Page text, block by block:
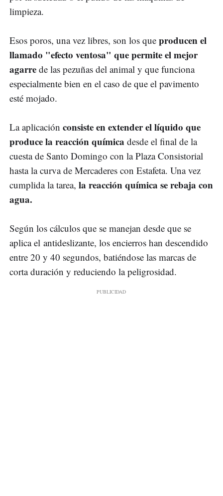
limpieza.
Esos poros, una vez libres, son los que producen el
llamado "efecto ventosa" que permite el mejor
agarre de las pezuñas del animal y que funciona
especialmente bien en el caso de que el pavimento
esté mojado.
La aplicación consiste en extender el líquido que
produce la reacción química desde el final de la
cuesta de Santo Domingo con la Plaza Consistorial
hasta la curva de Mercaderes con Estafeta. Una vez
cumplida la tarea, la reacción química se rebaja con
agua.
Según los cálculos que se manejan desde que se
aplica el antideslizante, los encierros han descendido
entre 20 y 40 segundos, batiéndose las marcas de
corta duración y reduciendo la peligrosidad.